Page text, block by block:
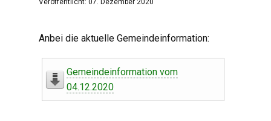
Veröffentlicht: 07. Dezember 2020
Anbei die aktuelle Gemeindeinformation:
Gemeindeinformation vom
04.12.2020